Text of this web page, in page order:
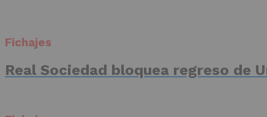
Fichajes
Real Sociedad bloquea regreso de